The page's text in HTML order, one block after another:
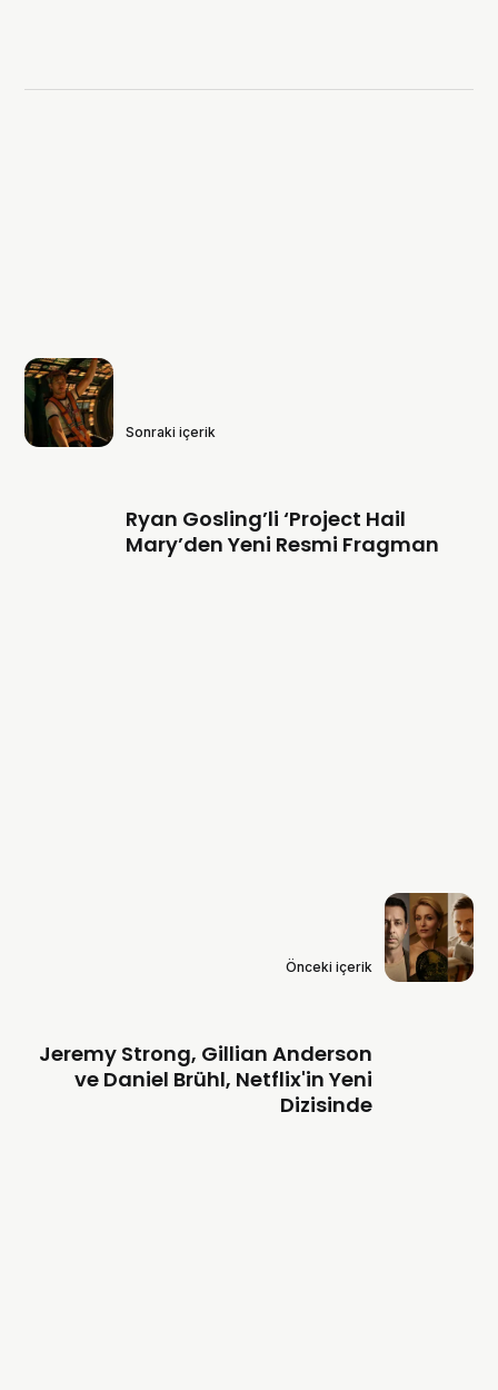
Sonraki içerik
Ryan Gosling’li ‘Project Hail
Mary’den Yeni Resmi Fragman
Önceki içerik
Jeremy Strong, Gillian Anderson
ve Daniel Brühl, Netflix'in Yeni
Dizisinde